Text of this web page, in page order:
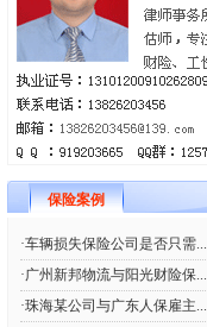
保险案例
·车辆损失保险公司是否只需...
·广州新邦物流与阳光财险保...
·珠海某公司与广东人保雇主...